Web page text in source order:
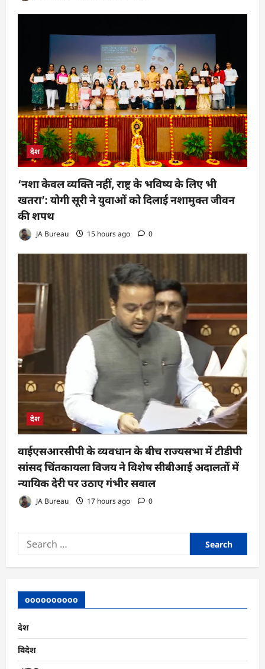
देश
‘नशा केवल व्यक्ति नहीं, राष्ट्र के भविष्य के लिए भी
खतरा’: योगी सूरी ने युवाओं को दिलाई नशामुक्त जीवन
की शपथ
JA Bureau 15 hours ago 0
देश
वाईएसआरसीपी के व्यवधान के बीच राज्यसभा में टीडीपी
सांसद चिंतकायला विजय ने विशेष सीबीआई अदालतों में
न्यायिक देरी पर उठाए गंभीर सवाल
JA Bureau 17 hours ago 0
Search
for:
oooooooooo
देश
विदेश